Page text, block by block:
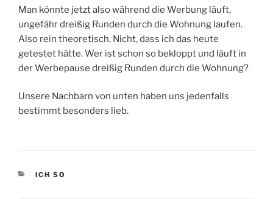
Man könnte jetzt also während die Werbung läuft,
ungefähr dreißig Runden durch die Wohnung laufen.
Also rein theoretisch. Nicht, dass ich das heute
getestet hätte. Wer ist schon so bekloppt und läuft in
der Werbepause dreißig Runden durch die Wohnung?
Unsere Nachbarn von unten haben uns jedenfalls
bestimmt besonders lieb.
KATEGORIEN
ICH SO